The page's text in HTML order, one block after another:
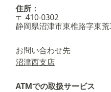
住所：
〒 410-0302
静岡県沼津市東椎路字東
お問い合わせ先
沼津西支店
ATMでの取扱サービス